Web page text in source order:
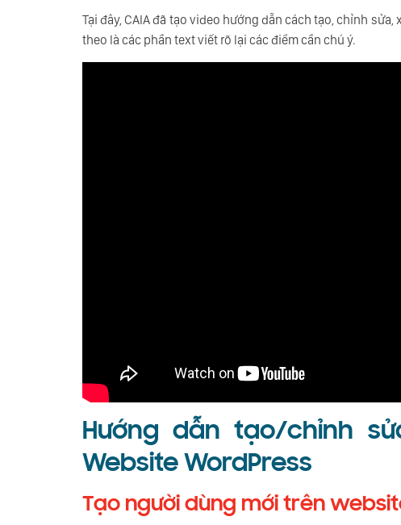
Tại đây, CAIA đã tạo video hướng dẫn cách tạo, chỉnh
theo là các phần text viết rõ lại các điểm cần chú ý.
Hướng dẫn tạo/chỉnh
Website WordPress
Tạo người dùng mới trên